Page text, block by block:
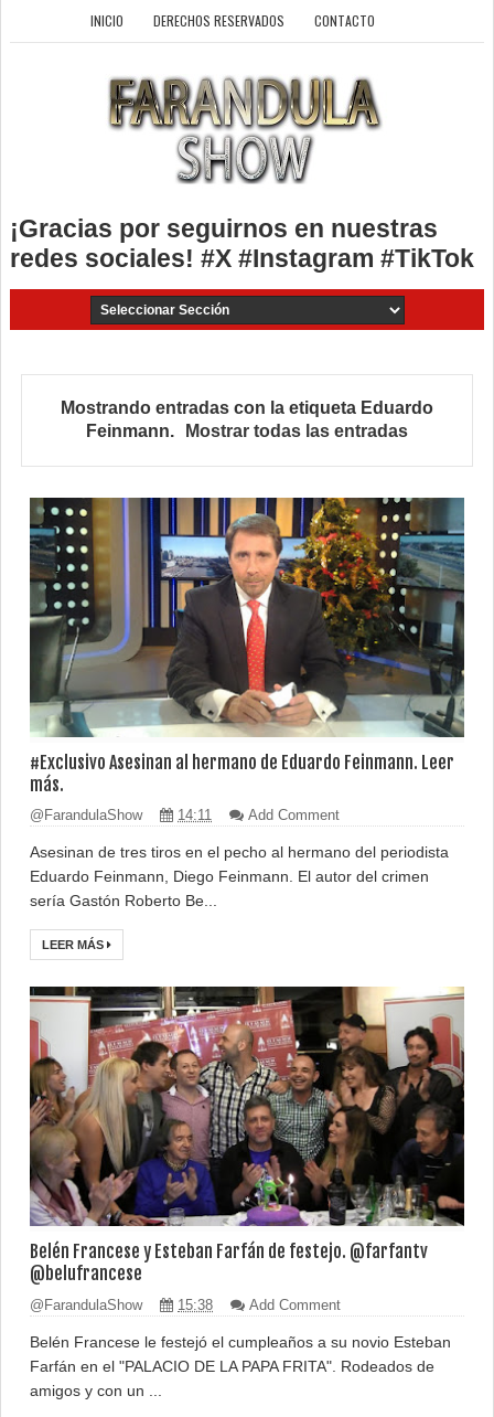
INICIO DERECHOS RESERVADOS CONTACTO
¡Gracias por seguirnos en nuestras
redes sociales! #X #Instagram #TikTok
Mostrando entradas con la etiqueta Eduardo
Feinmann. Mostrar todas las entradas
#Exclusivo Asesinan al hermano de Eduardo Feinmann. Leer
más.
@FarandulaShow 14:11 Add Comment
Asesinan de tres tiros en el pecho al hermano del periodista
Eduardo Feinmann, Diego Feinmann. El autor del crimen
sería Gastón Roberto Be...
LEER MÁS
Belén Francese y Esteban Farfán de festejo. @farfantv
@belufrancese
@FarandulaShow 15:38 Add Comment
Belén Francese le festejó el cumpleaños a su novio Esteban
Farfán en el "PALACIO DE LA PAPA FRITA". Rodeados de
amigos y con un ...